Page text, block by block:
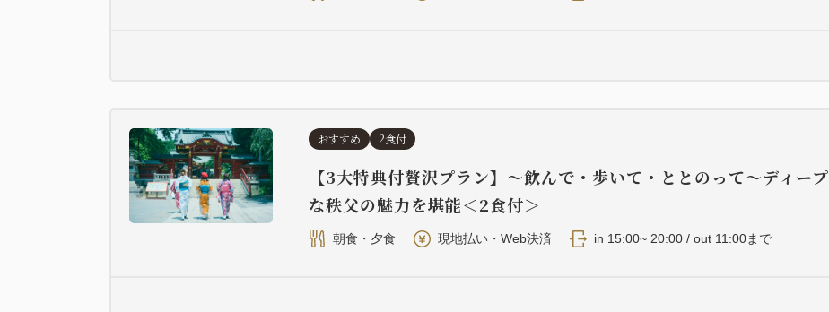
おすすめ 2食付
【3大特典付贅沢プラン】〜飲んで・歩いて・ととのって〜ディープ
な秩父の魅力を堪能＜2食付＞
朝食・夕食 現地払い・Web決済 in 15:00~ 20:00 / out 11:00まで